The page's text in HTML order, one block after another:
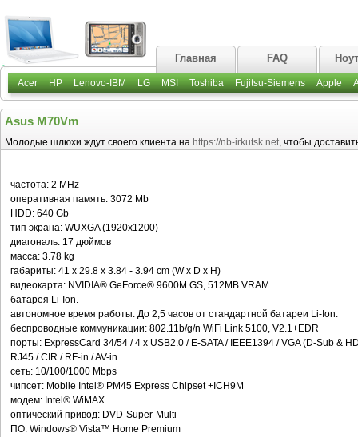
Главная FAQ
Acer HP Lenovo-IBM LG MSI Toshiba Fujitsu-Siemens Apple
Asus M70Vm
Молодые шлюхи ждут своего клиента на https://nb-irkutsk.net, чтобы
частота: 2 MHz
оперативная память: 3072 Mb
HDD: 640 Gb
тип экрана: WUXGA (1920x1200)
диагональ: 17 дюймов
масса: 3.78 kg
габариты: 41 x 29.8 x 3.84 - 3.94 cm (W x D x H)
видеокарта: NVIDIA® GeForce® 9600M GS, 512MB VRAM
батарея Li-Ion.
автономное время работы: До 2,5 часов от стандартной батареи Li-Ion.
беспроводные коммуникации: 802.11b/g/n WiFi Link 5100, V2.1+EDR
порты: ExpressCard 34/54 / 4 x USB2.0 / E-SATA / IEEE1394 / VGA (D-Sub &
RJ45 / CIR / RF-in / AV-in
сеть: 10/100/1000 Mbps
чипсет: Mobile Intel® PM45 Express Chipset +ICH9M
модем: Intel® WiMAX
оптический привод: DVD-Super-Multi
ПО: Windows® Vista™ Home Premium